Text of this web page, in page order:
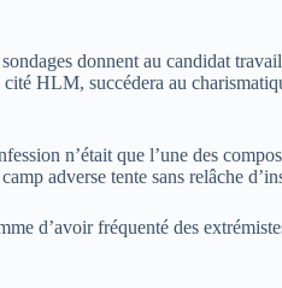
donnent au candidat
HLM, succédera au
n’était que l’une des
adverse tente sans relâche
d’avoir fréquenté des